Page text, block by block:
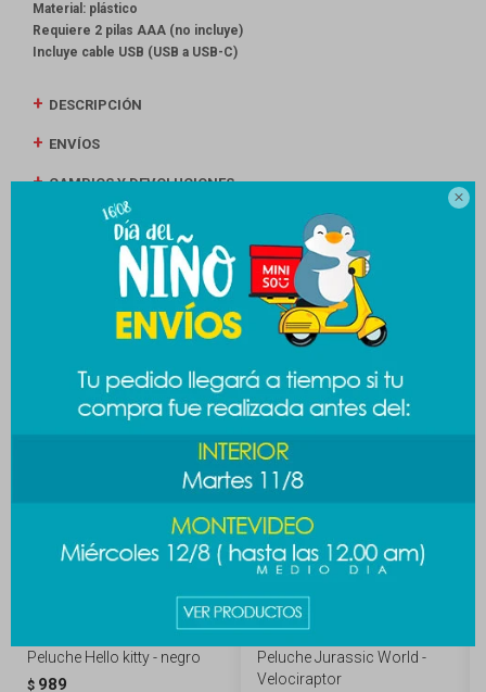

Material: plástico
Requiere 2 pilas AAA (no incluye)
Incluye cable USB (USB a USB-C)
DESCRIPCIÓN
ENVÍOS
CAMBIOS Y DEVOLUCIONES
MEDIOS DE PAGO
Productos que te pueden interesar
Peluche Hello kitty - negro
$ 989
Peluche Jurassic World -
Velociraptor